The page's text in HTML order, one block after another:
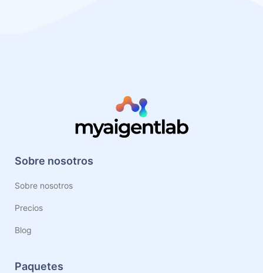
Sobre nosotros
Sobre nosotros
Precios
Blog
Paquetes